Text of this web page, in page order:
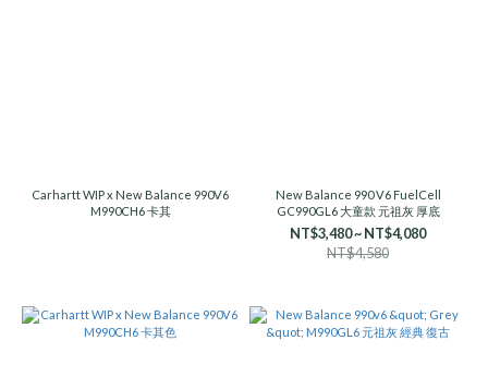
Carhartt WIP x New Balance 990V6
M990CH6 卡其
New Balance 990 V6 FuelCell
GC990GL6 大童款 元祖灰 厚底
NT$3,480 ~ NT$4,080
NT$4,580